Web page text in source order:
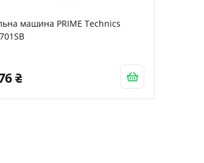
машина PRIME Technics